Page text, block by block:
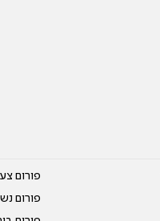
פורום
פורום